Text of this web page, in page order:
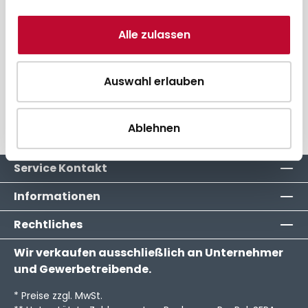
Alle zulassen
Auswahl erlauben
Ablehnen
Hersteller
Gerätezuordnung
Service Kontakt
Informationen
Rechtliches
Wir verkaufen ausschließlich an Unternehmer
und Gewerbetreibende.
* Preise zzgl. MwSt.